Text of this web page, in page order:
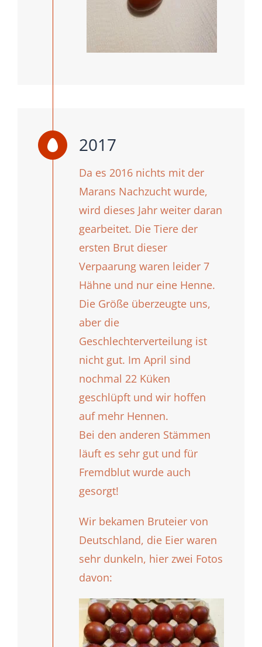
2017
Da es 2016 nichts mit der
Marans Nachzucht wurde,
wird dieses Jahr weiter daran
gearbeitet. Die Tiere der
ersten Brut dieser
Verpaarung waren leider 7
Hähne und nur eine Henne.
Die Größe überzeugte uns,
aber die
Geschlechterverteilung ist
nicht gut. Im April sind
nochmal 22 Küken
geschlüpft und wir hoffen
auf mehr Hennen.
Bei den anderen Stämmen
läuft es sehr gut und für
Fremdblut wurde auch
gesorgt!
Wir bekamen Bruteier von
Deutschland, die Eier waren
sehr dunkeln, hier zwei Fotos
davon: